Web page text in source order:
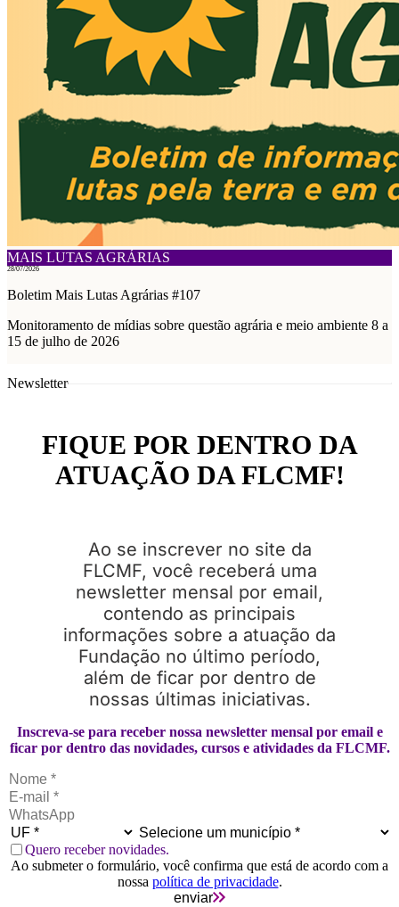
MAIS LUTAS AGRÁRIAS
28/07/2026
Boletim Mais Lutas Agrárias #107
Monitoramento de mídias sobre questão agrária e meio ambiente 8 a
15 de julho de 2026
Newsletter
Inscreva-se para receber nossa newsletter mensal por email e
ficar por dentro das novidades, cursos e atividades da FLCMF.
Quero receber novidades.
Ao submeter o formulário, você confirma que está de acordo com a
nossa política de privacidade.
enviar
FIQUE POR DENTRO DA
ATUAÇÃO DA FLCMF!
Ao se inscrever no site da
FLCMF, você receberá uma
newsletter mensal por email,
contendo as principais
informações sobre a atuação da
Fundação no último período,
além de ficar por dentro de
nossas últimas iniciativas.